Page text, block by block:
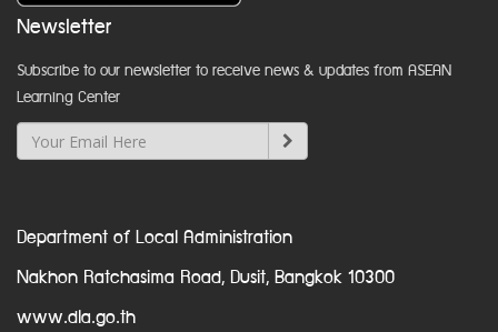
Newsletter
Subscribe to our newsletter to receive news & updates from ASEAN
Learning Center
Department of Local Administration
Nakhon Ratchasima Road, Dusit, Bangkok 10300
www.dla.go.th